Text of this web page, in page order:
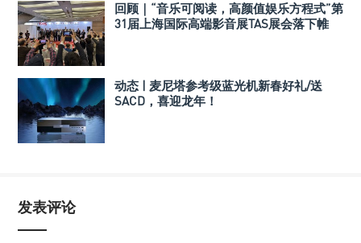
回顾｜“音乐可阅读，高颜值娱乐方程式”第
31届上海国际高端影音展TAS展会落下帷
动态 | 麦尼塔参考级蓝光机新春好礼/送
SACD，喜迎龙年！
发表评论